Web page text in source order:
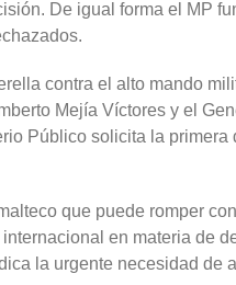
De igual forma el MP
contra el alto mando
Mejía Víctores y el
Público solicita la
que puede romper
en materia de
la urgente necesidad de